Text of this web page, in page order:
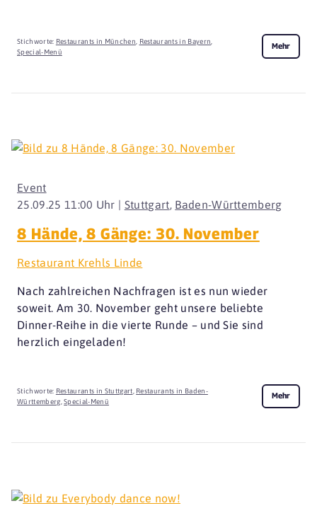
Stichworte: Restaurants in München Restaurants in Bayern
Special-Menü
Mehr
25.09.25 11:00 Uhr | Stuttgart, Baden-Württemberg
Event
8 Hände, 8 Gänge: 30. November
Restaurant Krehls Linde
Nach zahlreichen Nachfragen ist es nun wieder
soweit. Am 30. November geht unsere beliebte
Dinner-Reihe in die vierte Runde – und Sie sind
herzlich eingeladen!
Stichworte: Restaurants in Stuttgart Restaurants in Baden-
Württemberg ,Special-Menü
Mehr